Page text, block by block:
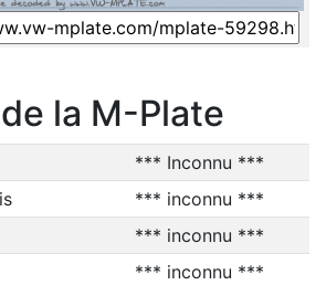
la M-Plate
*** Inconnu ***
*** inconnu ***
*** inconnu ***
*** inconnu ***